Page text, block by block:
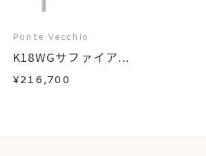
Ponte Vecchio
K18WGサファイア...
¥216,700